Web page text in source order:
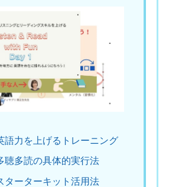
語力を上げるトレーニング
聴多読の具体的実行法
ターターキット活用法